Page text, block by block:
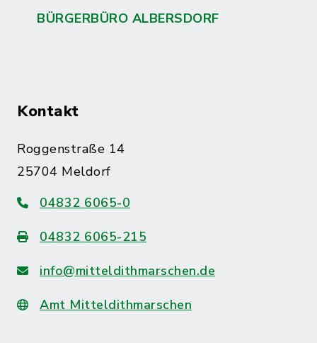
BÜRGERBÜRO ALBERSDORF
Kontakt
Roggenstraße 14
25704 Meldorf
04832 6065-0
04832 6065-215
info@mitteldithmarschen.de
Amt Mitteldithmarschen